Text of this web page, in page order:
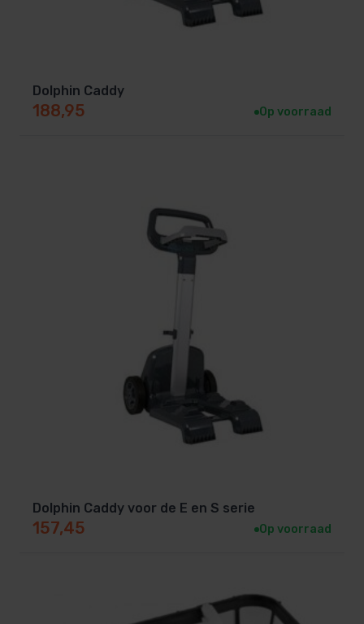
Dolphin Caddy
188,95 Op voorraad
Dolphin Caddy voor de E en S serie
157,45 Op voorraad